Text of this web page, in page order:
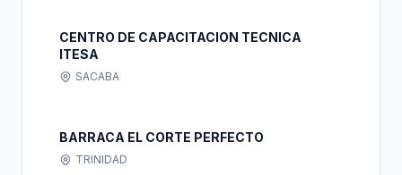
CENTRO DE CAPACITACION TECNICA
ITESA
SACABA
BARRACA EL CORTE PERFECTO
TRINIDAD